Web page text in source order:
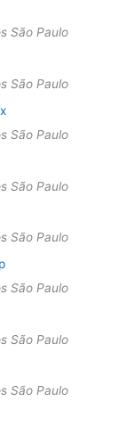
São Paulo
São Paulo
São Paulo
São Paulo
São Paulo
São Paulo
São Paulo
São Paulo